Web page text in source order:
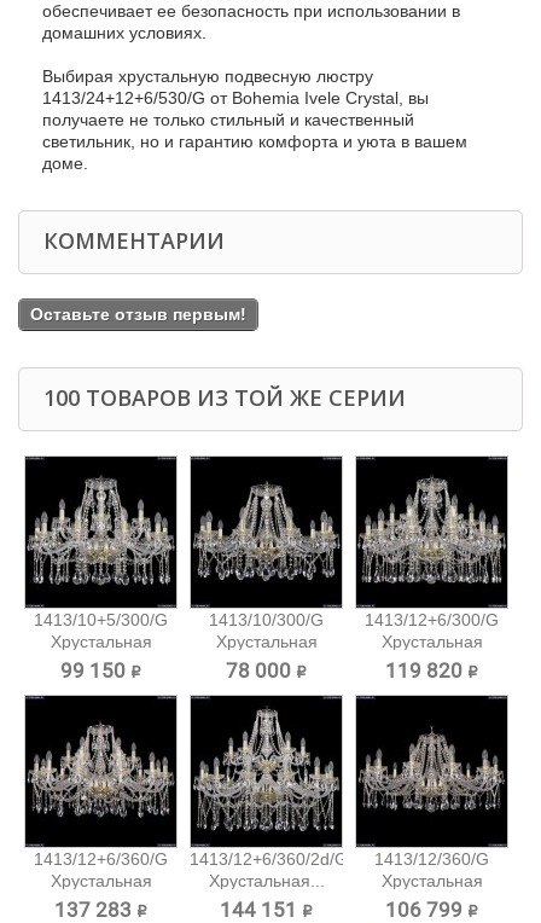
обеспечивает ее безопасность при использовании в
домашних условиях.
Выбирая хрустальную подвесную люстру
1413/24+12+6/530/G от Bohemia Ivele Crystal, вы
получаете не только стильный и качественный
светильник, но и гарантию комфорта и уюта в вашем
доме.
КОММЕНТАРИИ
Оставьте отзыв первым!
100 ТОВАРОВ ИЗ ТОЙ ЖЕ СЕРИИ
1413/10+5/300/G
Хрустальная
подвесная...
99 150 ₽
1413/10/300/G
Хрустальная
подвесная...
78 000 ₽
1413/12+6/300/G
Хрустальная
подвесная...
119 820 ₽
1413/12+6/360/G
Хрустальная
подвесная...
137 283 ₽
1413/12+6/360/2d/G
Хрустальная...
144 151 ₽
1413/12/360/G
Хрустальная
подвесная...
106 799 ₽